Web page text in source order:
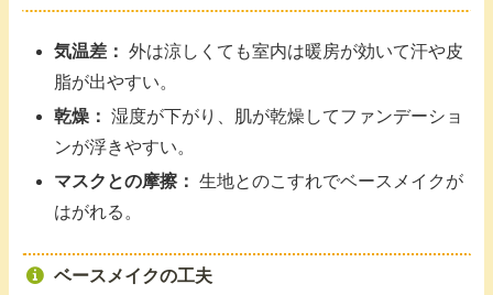
気温差： 外は涼しくても室内は暖房が効いて汗や皮
脂が出やすい。
乾燥： 湿度が下がり、肌が乾燥してファンデーショ
ンが浮きやすい。
マスクとの摩擦： 生地とのこすれでベースメイクが
はがれる。
ベースメイクの工夫